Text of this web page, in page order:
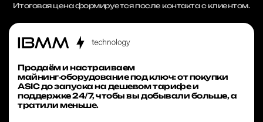
Итоговая цена формируется после контакта с клиентом.
Продаём и настраиваем
майнинг‑оборудование под ключ: от покупки
ASIC до запуска на дешевом тарифе и
поддержке 24/7, чтобы вы добывали больше, а
тратили меньше.